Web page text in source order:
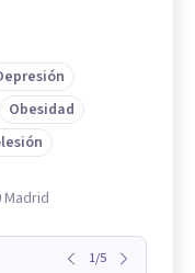
Obesidad
Madrid
1/5